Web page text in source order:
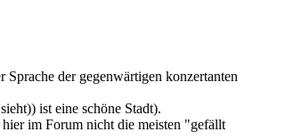
der gegenwärtigen konzertanten
ist eine schöne Stadt).
im Forum nicht die meisten "gefällt